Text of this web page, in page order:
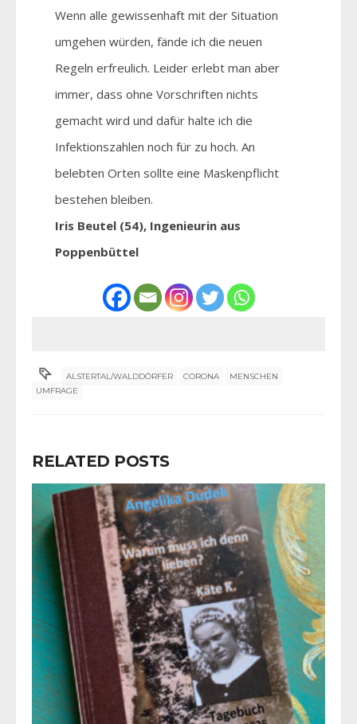
Wenn alle gewissenhaft mit der Situation
umgehen würden, fände ich die neuen
Regeln erfreulich. Leider erlebt man aber
immer, dass ohne Vorschriften nichts
gemacht wird und dafür halte ich die
Infektionszahlen noch für zu hoch. An
belebten Orten sollte eine Maskenpflicht
bestehen bleiben.
Iris Beutel (54), Ingenieurin aus
Poppenbüttel
ALSTERTAL/WALDDÖRFER CORONA
MENSCHEN
UMFRAGE
RELATED POSTS